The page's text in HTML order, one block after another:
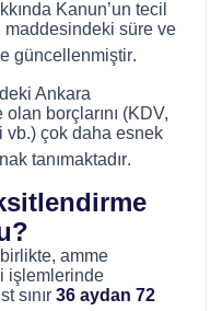
Kanun’un tecil
süre ve
güncellenmiştir.
Ankara
borçlarını (KDV,
vb.) çok daha esnek
tanımaktadır.
amme
işlemlerinde
sınır 36 aydan 72